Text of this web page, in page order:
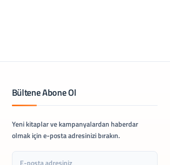
Bültene Abone Ol
Yeni kitaplar ve kampanyalardan haberdar
olmak için e-posta adresinizi bırakın.